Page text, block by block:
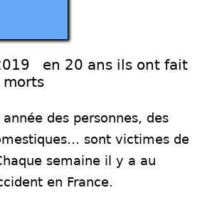
en 20 ans ils ont fait
morts
année des personnes, des
sont victimes de
semaine il y a au
en France.